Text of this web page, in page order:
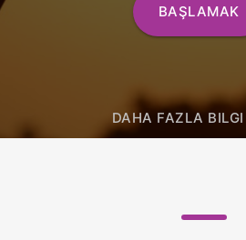
BAŞLAMAK
DAHA FAZLA